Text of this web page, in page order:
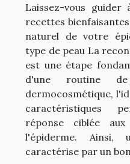
Laissez-vous
recettes
naturel de votre
type de peau La
est une étape
d'une routine
dermocosmétique,
caractéristiques
réponse ciblée
l'épiderme. Ainsi,
caractérise par un